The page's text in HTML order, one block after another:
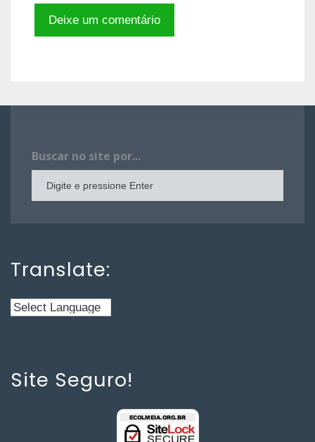
Buscar no site por...
Translate:
Site Seguro!